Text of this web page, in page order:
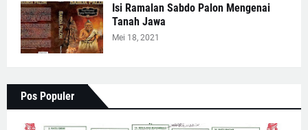
Isi Ramalan Sabdo Palon Mengenai
Tanah Jawa
Mei 18, 2021
Pos Populer